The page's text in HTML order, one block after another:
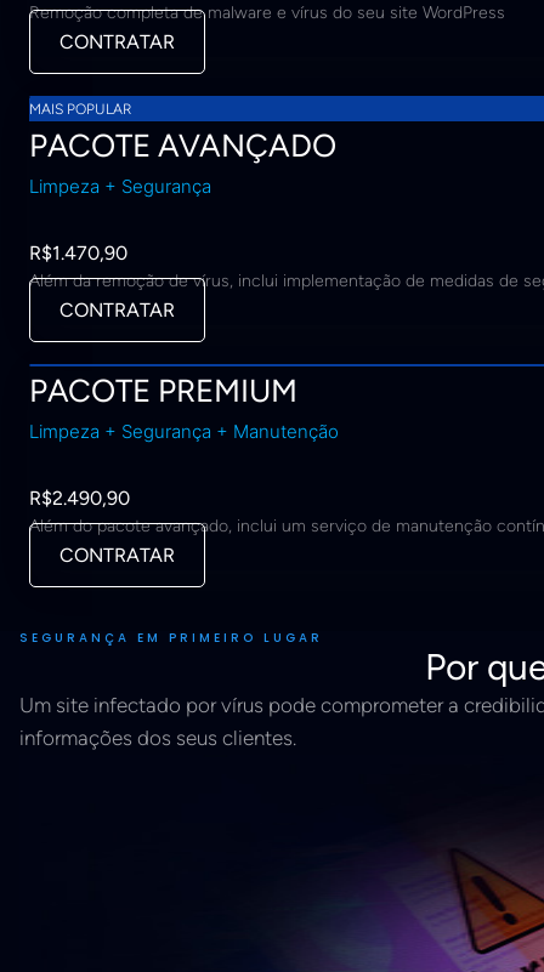
Remoção completa de malware e vírus do seu site WordPress
CONTRATAR
MAIS POPULAR
PACOTE AVANÇADO
Limpeza + Segurança
R$1.470,90
Além da remoção de vírus, inclui implementação de medidas de
CONTRATAR
PACOTE PREMIUM
Limpeza + Segurança + Manutenção
R$2.490,90
Além do pacote avançado, inclui um serviço de manutenção
CONTRATAR
SEGURANÇA EM PRIMEIRO LUGAR
Por
Um site infectado por vírus pode comprometer a
informações dos seus clientes.